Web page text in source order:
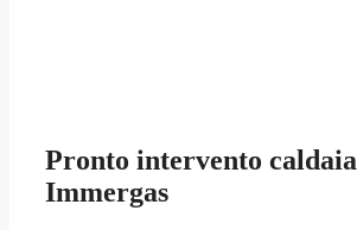
Pronto intervento caldaia
Immergas